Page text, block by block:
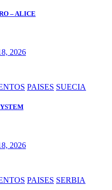
– ALICE
2026
PAISES SUECIA
2026
PAISES SERBIA